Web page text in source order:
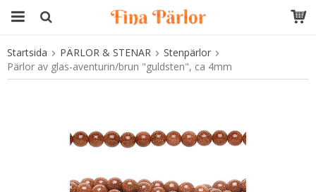
Produkten har blivit tillagd i varukorgen
Startsida PÄRLOR & STENAR
Stenpärlor
Pärlor av glas-aventurin/brun "guldsten", ca 4mm